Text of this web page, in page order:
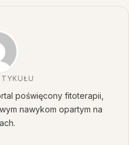
poświęcony fitoterapii,
nawykom opartym na